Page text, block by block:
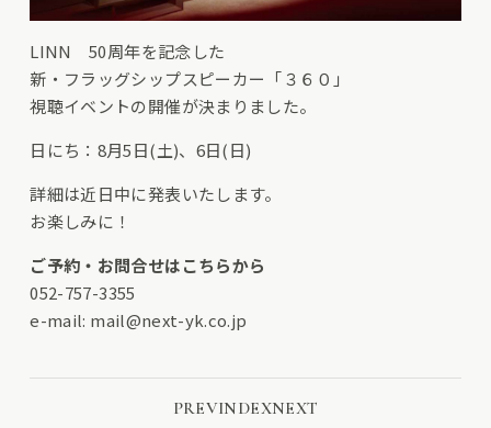
LINN 50周年を記念した
新・フラッグシップスピーカー「３６０」
視聴イベントの開催が決まりました。
日にち：8月5日(土)、6日(日)
詳細は近日中に発表いたします。
お楽しみに！
ご予約・お問合せはこちらから
052-757-3355
e-mail: mail@next-yk.co.jp
PREVINDEXNEXT